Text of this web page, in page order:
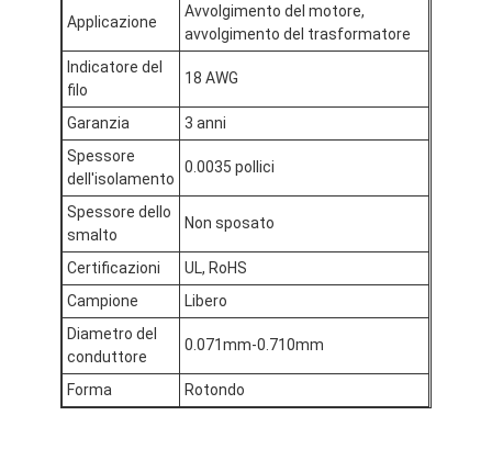
Casa.
Prodotti
Applicazione
Avvolgimento del motore,
avvolgimento del trasformatore
Indicatore del
filo
18 AWG
Garanzia
3 anni
Spessore
dell'isolamento
0.0035 pollici
Spessore dello
smalto
Non sposato
Certificazioni
UL, RoHS
Campione
Libero
Diametro del
conduttore
0.071mm-0.710mm
Forma Rotondo